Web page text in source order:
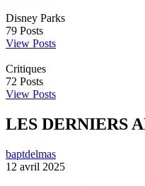
Disney Parks
79 Posts
View Posts
Critiques
72 Posts
View Posts
LES DERNIERS
baptdelmas
12 avril 2025